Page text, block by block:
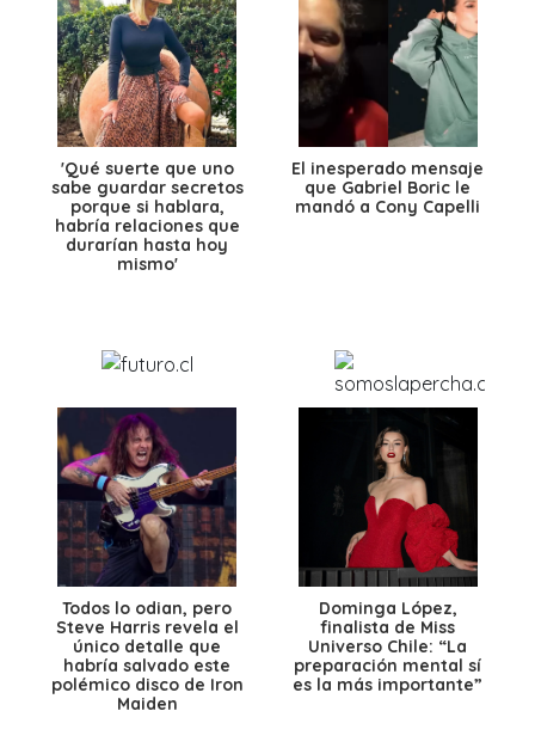
'Qué suerte que uno
sabe guardar secretos
porque si hablara,
habría relaciones que
durarían hasta hoy
mismo'
El inesperado mensaje
que Gabriel Boric le
mandó a Cony Capelli
Todos lo odian, pero
Steve Harris revela el
único detalle que
habría salvado este
polémico disco de Iron
Maiden
Dominga López,
finalista de Miss
Universo Chile: “La
preparación mental sí
es la más importante”